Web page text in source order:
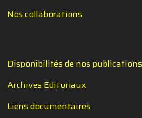
Nos collaborations
Disponibilités de nos publications
Archives Editoriaux
Liens documentaires